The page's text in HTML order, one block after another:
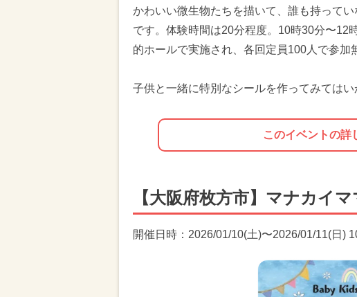
かわいい微生物たちを描いて、誰も持って
です。体験時間は20分程度。10時30分〜12
的ホールで実施され、各回定員100人で参加
子供と一緒に特別なシールを作ってみてはい
このイベントの詳
【大阪府枚方市】マナカイ
開催日時：2026/01/10(土)〜2026/01/11(日)